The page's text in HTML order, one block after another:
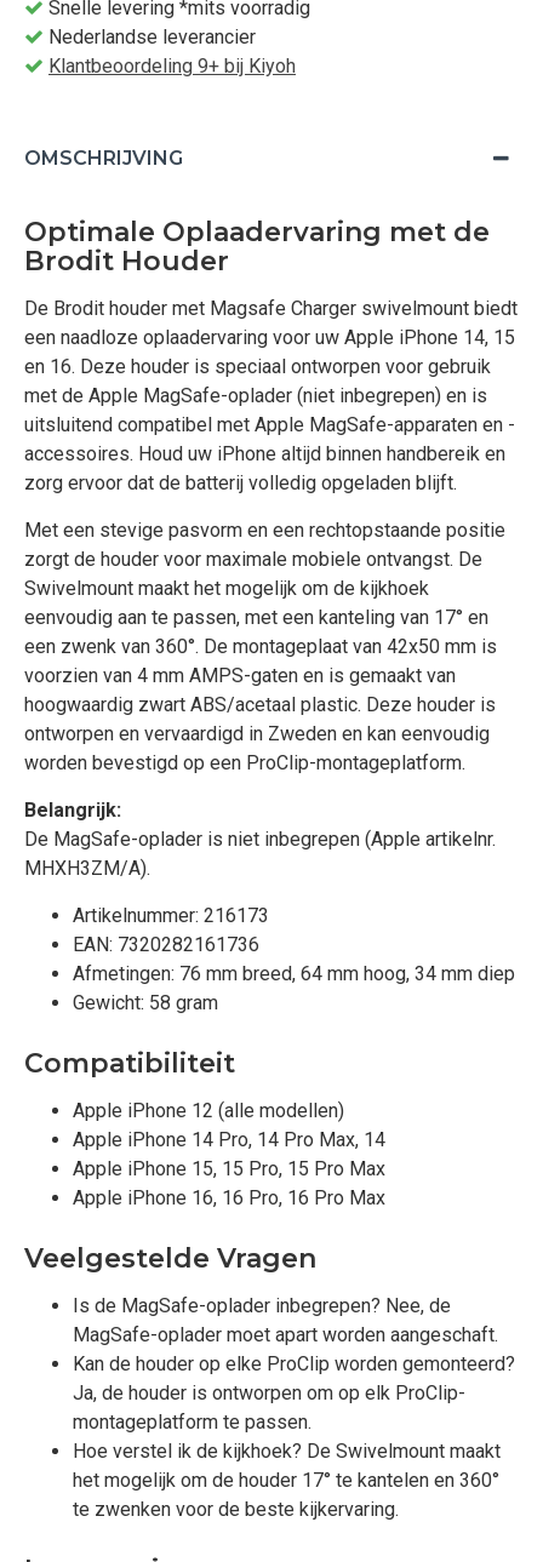
Snelle levering *mits voorradig
Nederlandse leverancier
Klantbeoordeling 9+ bij Kiyoh
OMSCHRIJVING
Optimale Oplaadervaring met de
Brodit Houder
De Brodit houder met Magsafe Charger swivelmount biedt
een naadloze oplaadervaring voor uw Apple iPhone 14, 15
en 16. Deze houder is speciaal ontworpen voor gebruik
met de Apple MagSafe-oplader (niet inbegrepen) en is
uitsluitend compatibel met Apple MagSafe-apparaten en -
accessoires. Houd uw iPhone altijd binnen handbereik en
zorg ervoor dat de batterij volledig opgeladen blijft.
Met een stevige pasvorm en een rechtopstaande positie
zorgt de houder voor maximale mobiele ontvangst. De
Swivelmount maakt het mogelijk om de kijkhoek
eenvoudig aan te passen, met een kanteling van 17° en
een zwenk van 360°. De montageplaat van 42x50 mm is
voorzien van 4 mm AMPS-gaten en is gemaakt van
hoogwaardig zwart ABS/acetaal plastic. Deze houder is
ontworpen en vervaardigd in Zweden en kan eenvoudig
worden bevestigd op een ProClip-montageplatform.
Belangrijk:
De MagSafe-oplader is niet inbegrepen (Apple artikelnr.
MHXH3ZM/A).
Artikelnummer: 216173
EAN: 7320282161736
Afmetingen: 76 mm breed, 64 mm hoog, 34 mm diep
Gewicht: 58 gram
Compatibiliteit
Apple iPhone 12 (alle modellen)
Apple iPhone 14 Pro, 14 Pro Max, 14
Apple iPhone 15, 15 Pro, 15 Pro Max
Apple iPhone 16, 16 Pro, 16 Pro Max
Veelgestelde Vragen
Is de MagSafe-oplader inbegrepen? Nee, de
MagSafe-oplader moet apart worden aangeschaft.
Kan de houder op elke ProClip worden gemonteerd?
Ja, de houder is ontworpen om op elk ProClip-
montageplatform te passen.
Hoe verstel ik de kijkhoek? De Swivelmount maakt
het mogelijk om de houder 17° te kantelen en 360°
te zwenken voor de beste kijkervaring.